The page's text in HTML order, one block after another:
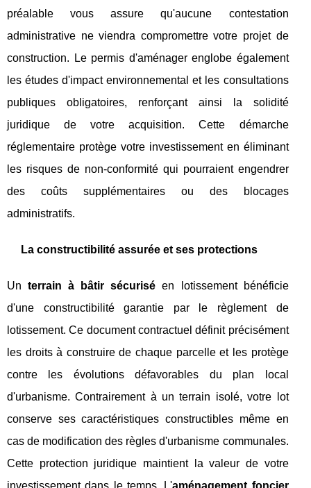
préalable vous assure qu'aucune contestation
administrative ne viendra compromettre votre projet de
construction. Le permis d'aménager englobe également
les études d'impact environnemental et les consultations
publiques obligatoires, renforçant ainsi la solidité
juridique de votre acquisition. Cette démarche
réglementaire protège votre investissement en éliminant
les risques de non-conformité qui pourraient engendrer
des coûts supplémentaires ou des blocages
administratifs.
La constructibilité assurée et ses protections
Unterrain à bâtir sécurisé en lotissement bénéficie
d'une constructibilité garantie par le règlement de
lotissement. Ce document contractuel définit précisément
les droits à construire de chaque parcelle et les protège
contre les évolutions défavorables du plan local
d'urbanisme. Contrairement à un terrain isolé, votre lot
conserve ses caractéristiques constructibles même en
cas de modification des règles d'urbanisme communales.
Cette protection juridique maintient la valeur de votre
investissement dans le temps. L'aménagement foncier